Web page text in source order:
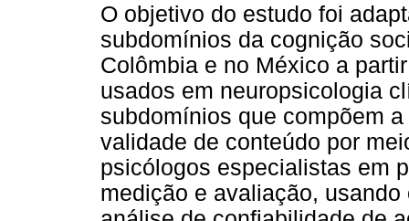
O objetivo do estudo foi
subdomínios da cognição
Colômbia e no México a
usados em neuropsicologia
subdomínios que compõem
validade de conteúdo por
psicólogos especialistas em
medição e avaliação,